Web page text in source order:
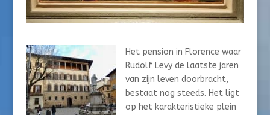
Het pension in Florence waar
Rudolf Levy de laatste jaren
van zijn leven doorbracht,
bestaat nog steeds. Het ligt
op het karakteristieke plein